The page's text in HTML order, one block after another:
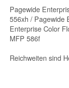
Pagewide
556xh / Pagewide
Enterprise Color
MFP 586f
Reichweiten sind